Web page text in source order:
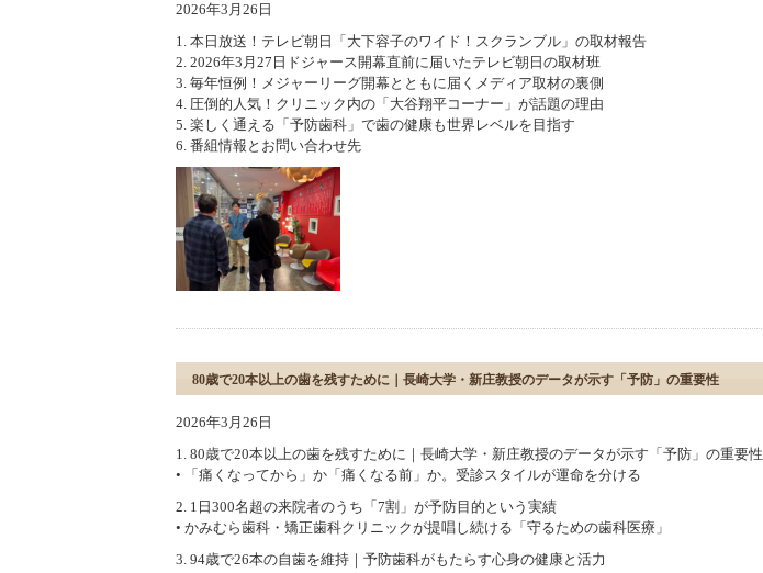
2026年3月26日
1. 本日放送！テレビ朝日「大下容子のワイド！スクランブル」の取材報告
2. 2026年3月27日ドジャース開幕直前に届いたテレビ朝日の取材班
3. 毎年恒例！メジャーリーグ開幕とともに届くメディア取材の裏側
4. 圧倒的人気！クリニック内の「大谷翔平コーナー」が話題の理由
5. 楽しく通える「予防歯科」で歯の健康も世界レベルを目指す
6. 番組情報とお問い合わせ先
80歳で20本以上の歯を残すために｜長崎大学・新庄教授のデータが示す「予防」の重要性
2026年3月26日
1. 80歳で20本以上の歯を残すために｜長崎大学・新庄教授のデータが示す「予防」の重要性
• 「痛くなってから」か「痛くなる前」か。受診スタイルが運命を分ける
2. 1日300名超の来院者のうち「7割」が予防目的という実績
• かみむら歯科・矯正歯科クリニックが提唱し続ける「守るための歯科医療」
3. 94歳で26本の自歯を維持｜予防歯科がもたらす心身の健康と活力